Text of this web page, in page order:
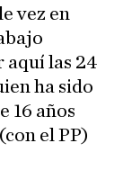
vez en
aquí las 24
ha sido
16 años
el PP)